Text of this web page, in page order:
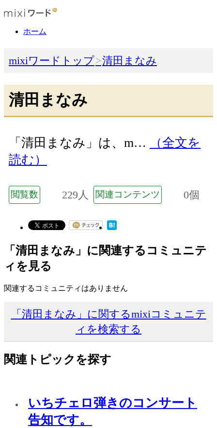
ホーム
mixiワードトップ 清田まなみ
清田まなみ
「清田まなみ」は、m…
（全文を
読む）
閲覧数 229人 関連コンテンツ 0個
「清田まなみ」に関連するコミュニテ
ィを見る
関連するコミュニティはありません
「清田まなみ」に関するmixiコミュニテ
ィを検索する
関連トピックを探す
いちチェロ弾きのコンサート
告知です。